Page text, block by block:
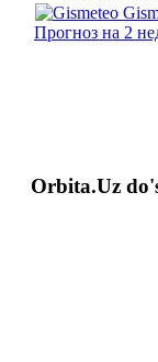
Прогноз на 2
Orbita.Uz